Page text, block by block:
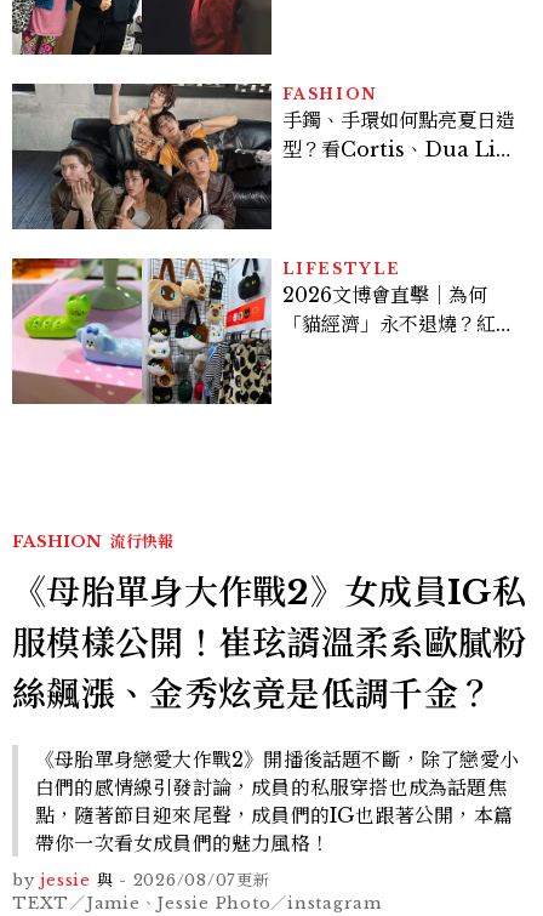
看點懶人包
FASHION
手鐲、手環如何點亮夏日造
型？看Cortis、Dua Lip
LIFESTYLE
2026文博會直擊｜為何
「貓經濟」永不退燒？紅到
FASHION 流行快報
《母胎單身大作戰2》女成員IG私
服模樣公開！崔玹諝溫柔系歐膩粉
絲飆漲、金秀炫竟是低調千金？
《母胎單身戀愛大作戰2》開播後話題不斷，除了戀愛小
白們的感情線引發討論，成員的私服穿搭也成為話題焦
點，隨著節目迎來尾聲，成員們的IG也跟著公開，本篇
帶你一次看女成員們的魅力風格！
by jessie 與 - 2026/08/07更新
TEXT／Jamie、Jessie Photo／instagram